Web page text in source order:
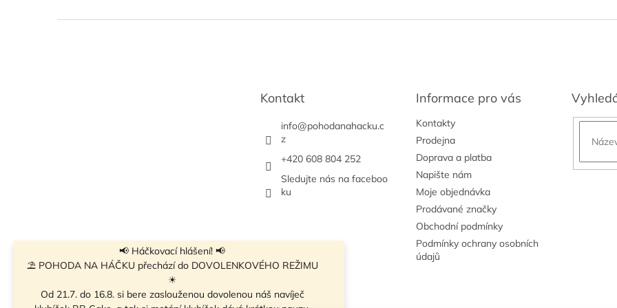
📢 Háčkovací hlášení! 📢
⛱ POHODA NA HÁČKU přechází do DOVOLENKOVÉHO REŽIMU
☀
Od 21.7. do 16.8. si bere zaslouženou dovolenou náš navíječ
Kontakt
info@pohodanahacku.c
z
+420 608 804 252
Sledujte nás na faceboo
ku
Informace pro vás
Kontakty
Prodejna
Doprava a platba
Napište nám
Moje objednávka
Prodávané značky
Obchodní podmínky
Podmínky ochrany osobních
údajů